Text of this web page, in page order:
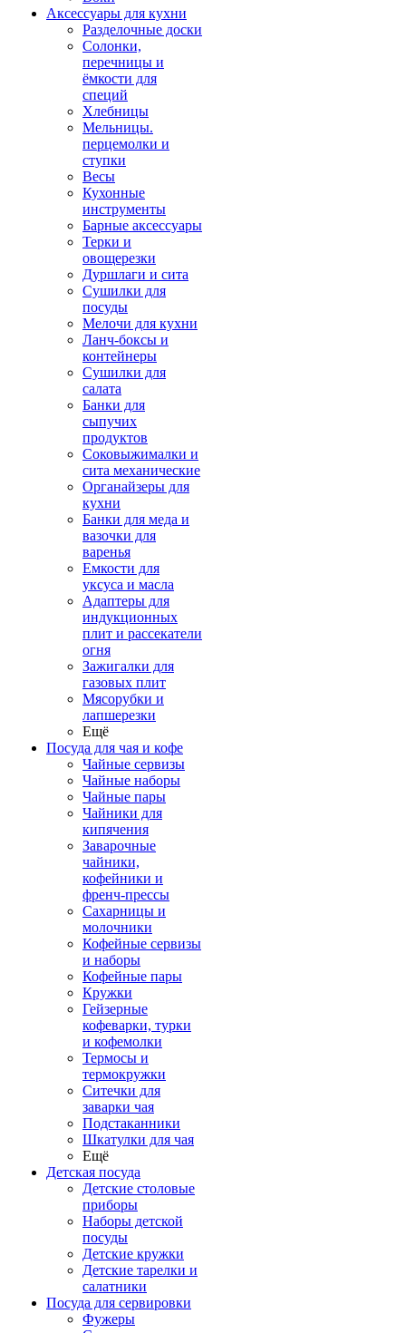
Аксессуары для кухни
Разделочные доски
Солонки,
перечницы и
ёмкости для
специй
Хлебницы
Мельницы.
перцемолки и
ступки
Весы
Кухонные
инструменты
Барные аксессуары
Терки и
овощерезки
Дуршлаги и сита
Сушилки для
посуды
Мелочи для кухни
Ланч-боксы и
контейнеры
Сушилки для
салата
Банки для
сыпучих
продуктов
Соковыжималки и
сита механические
Органайзеры для
кухни
Банки для меда и
вазочки для
варенья
Емкости для
уксуса и масла
Адаптеры для
индукционных
плит и рассекатели
огня
Зажигалки для
газовых плит
Мясорубки и
лапшерезки
Ещё
Посуда для чая и кофе
Чайные сервизы
Чайные наборы
Чайные пары
Чайники для
кипячения
Заварочные
чайники,
кофейники и
френч-прессы
Сахарницы и
молочники
Кофейные сервизы
и наборы
Кофейные пары
Кружки
Гейзерные
кофеварки, турки
и кофемолки
Термосы и
термокружки
Ситечки для
заварки чая
Подстаканники
Шкатулки для чая
Ещё
Детская посуда
Детские столовые
приборы
Наборы детской
посуды
Детские кружки
Детские тарелки и
салатники
Посуда для сервировки
Фужеры